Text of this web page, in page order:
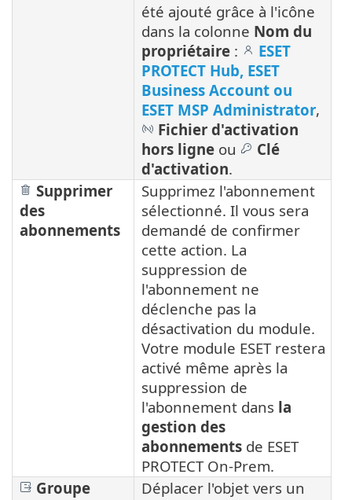
été ajouté grâce à l'icône
dans la colonne Nom du
propriétaire :
ESET
PROTECT Hub, ESET
Business Account ou
ESET MSP Administrator,
Fichier d'activation
hors ligne ou
Clé
d'activation.
Supprimer
des
abonnements
Supprimez l'abonnement
sélectionné. Il vous sera
demandé de confirmer
cette action. La
suppression de
l'abonnement ne
déclenche pas la
désactivation du module.
Votre module ESET restera
activé même après la
suppression de
l'abonnement dans la
gestion des
abonnements de ESET
PROTECT On-Prem.
Groupe
Déplacer l'objet vers un